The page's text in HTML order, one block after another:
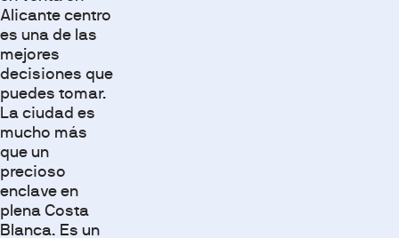
Alicante centro
es una de las
mejores
decisiones que
puedes tomar.
La ciudad es
mucho más
que un
precioso
enclave en
plena Costa
Blanca. Es un